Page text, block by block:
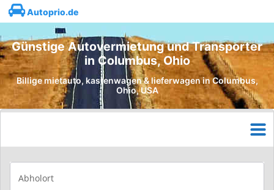
Autoprio.de
Günstige Autovermietung und Transporter
in Columbus, Ohio
Billige mietauto, kastenwagen & lieferwagen in Columbus,
Ohio, USA
Abholort